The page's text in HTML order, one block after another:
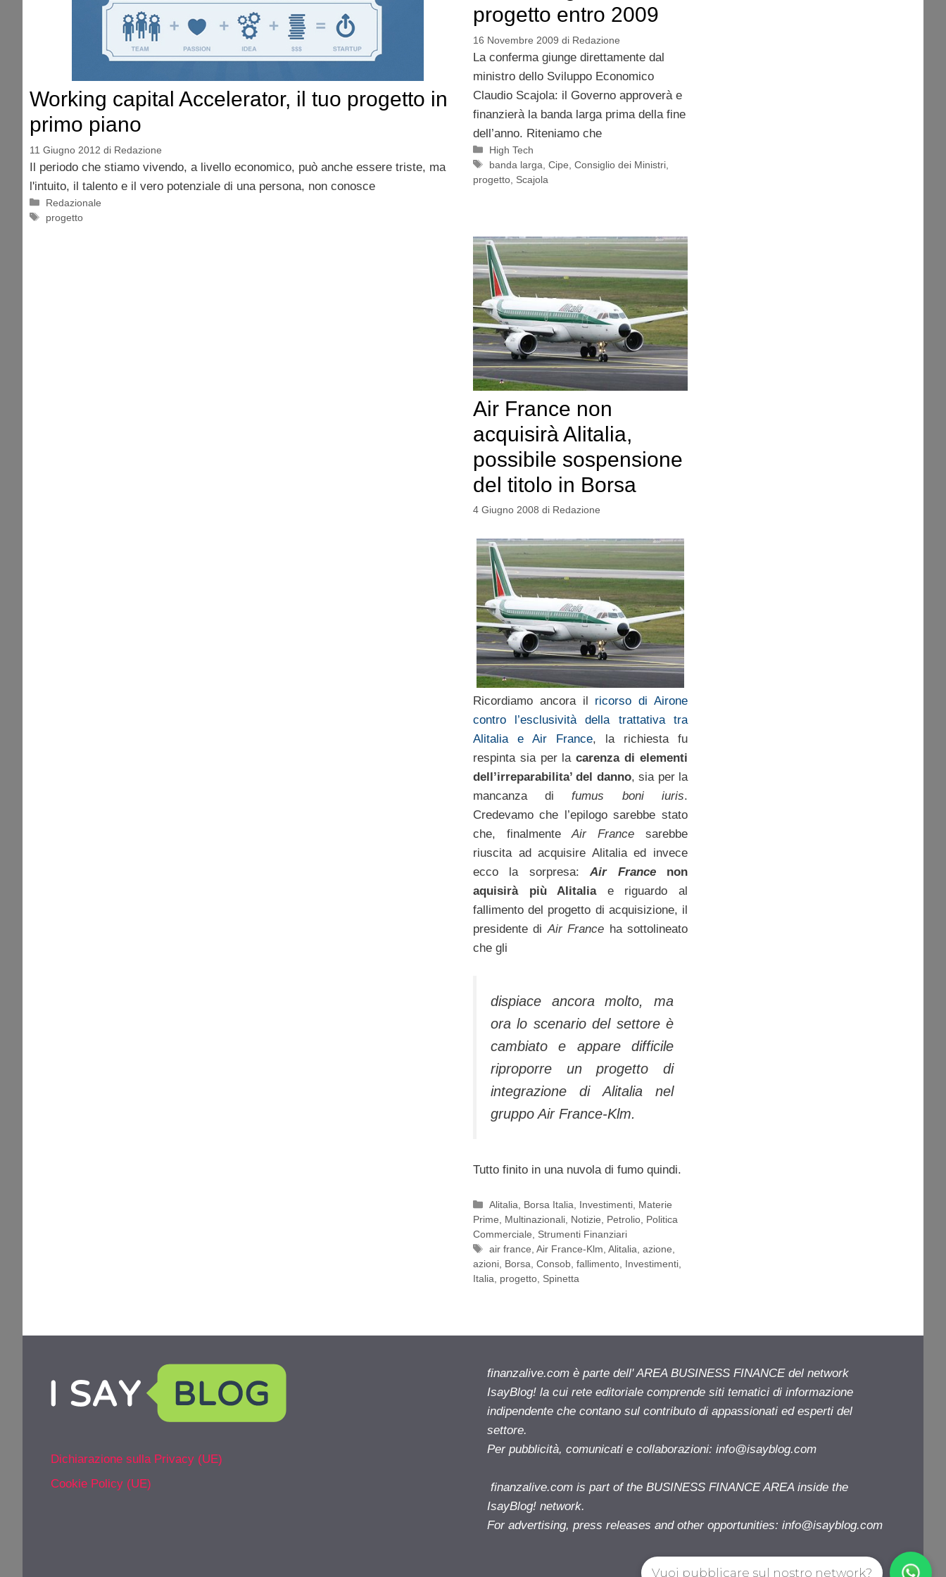
Working capital Accelerator, il tuo progetto in
primo piano
11 Giugno 2012 di Redazione
Il periodo che stiamo vivendo, a livello economico, può anche essere triste, ma
l'intuito, il talento e il vero potenziale di una persona, non conosce
Categorie
Redazionale
Tag
progetto
progetto entro 2009
16 Novembre 2009 di Redazione
La conferma giunge direttamente dal
ministro dello Sviluppo Economico
Claudio Scajola: il Governo approverà e
finanzierà la banda larga prima della fine
dell’anno. Riteniamo che
Categorie
High Tech
Tag
banda larga ,Cipe ,Consiglio dei Ministri
progetto, Scajola
Air France non
acquisirà Alitalia,
possibile sospensione
del titolo in Borsa
4 Giugno 2008 di Redazione
Ricordiamo ancora il ricorso di Airone
contro l’esclusività della trattativa tra
Alitalia e Air France, la richiesta fu
respinta sia per lacarenza di elementi
dell’irreparabilita’ del danno, sia per la
mancanza difumus boni iuris.
Credevamo che l’epilogo sarebbe stato
che, finalmenteAir France sarebbe
riuscita ad acquisire Alitalia ed invece
ecco la sorpresa:
Air Francenon
aquisirà più Alitalia e riguardo al
fallimento del progetto di acquisizione, il
presidente diAir France ha sottolineato
che gli
dispiace ancora molto, ma
ora lo scenario del settore è
cambiato e appare difficile
riproporre un progetto di
integrazione di Alitalia nel
gruppo Air France-Klm.
Tutto finito in una nuvola di fumo quindi.
Categorie
Alitalia Borsa Italia Investimenti Materie
Prime
Multinazionali, Notizie Petrolio, Politica
Commerciale
Strumenti Finanziari
Tag
air france ,Air France-Klm ,Alitalia ,azione
azioni, Borsa Consob, fallimento, Investimenti,
Italia
progetto, Spinetta
Dichiarazione sulla Privacy (UE)
Cookie Policy (UE)
finanzalive.com è parte dell' AREA BUSINESS FINANCE del network
IsayBlog! la cui rete editoriale comprende siti tematici di informazione
indipendente che contano sul contributo di appassionati ed esperti del
settore.
Per pubblicità, comunicati e collaborazioni: info@isayblog.com
finanzalive.com is part of the BUSINESS FINANCE AREA inside the
IsayBlog! network.
For advertising, press releases and other opportunities: info@isayblog.com
Vuoi pubblicare sul nostro network?